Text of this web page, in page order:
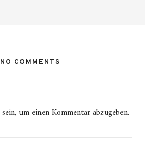
NO COMMENTS
sein, um einen Kommentar abzugeben.